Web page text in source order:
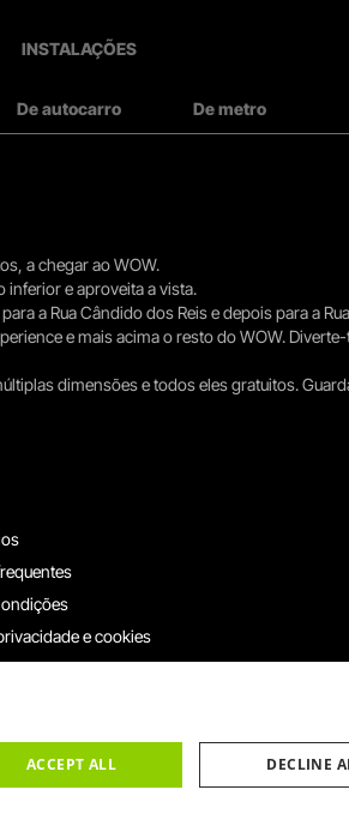
INSTALAÇÕES
De autocarro De metro
a chegar ao WOW.
inferior e aproveita a vista.
a Rua Cândido dos Reis e depois para a Rua
e mais acima o resto do WOW.
dimensões e todos eles gratuitos.
e cookies
ACCEPT ALL DECLINE